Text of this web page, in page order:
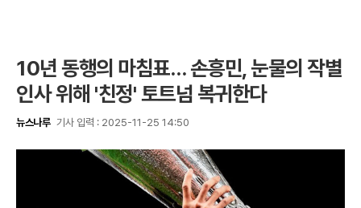
10년 동행의 마침표… 손흥민, 눈물의 작별
인사 위해 '친정' 토트넘 복귀한다
뉴스나루 기사 입력 : 2025-11-25 14:50